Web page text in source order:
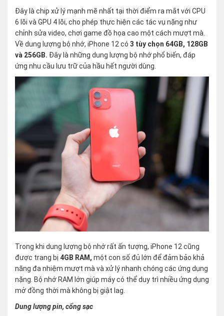
Đây là chip xử lý mạnh mẽ nhất tại thời điểm ra mắt với CPU
6 lõi và GPU 4 lõi, cho phép thực hiện các tác vụ nặng như
chỉnh sửa video, chơi game đồ họa cao một cách mượt mà.
Về dung lượng bộ nhớ, iPhone 12 có 3 tùy chọn 64GB, 128GB
và 256GB. Đây là những dung lượng bộ nhớ phổ biến, đáp
ứng nhu cầu lưu trữ của hầu hết người dùng.
Trong khi dung lượng bộ nhớ rất ấn tượng, iPhone 12 cũng
được trang bị 4GB RAM, một con số đủ lớn để đảm bảo khả
năng đa nhiệm mượt mà và xử lý nhanh chóng các ứng dụng
nặng. Bộ nhớ RAM lớn giúp máy có thể duy trì nhiều ứng dụng
mở đồng thời mà không bị giật lag.
Dung lượng pin, cổng sạc